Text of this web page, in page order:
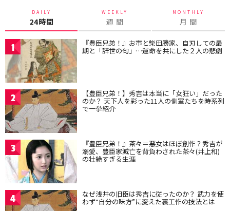
DAILY
24時間
WEEKLY
週 間
MONTHLY
月 間
1 『豊臣兄弟！』お市と柴田勝家、自刃しての最
期と「辞世の句」…運命を共にした２人の悲劇
2 【豊臣兄弟！】秀吉は本当に「女狂い」だった
のか？ 天下人を彩った11人の側室たちを時系列
で一挙紹介
3 『豊臣兄弟！』茶々＝悪女はほぼ創作？秀吉が
溺愛、豊臣家滅亡を背負わされた茶々(井上和)
の壮絶すぎる生涯
4 なぜ浅井の旧臣は秀吉に従ったのか？ 武力を使
わず“自分の味方”に変えた裏工作の技法とは